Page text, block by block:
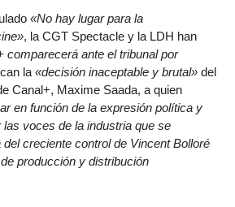
«No hay lugar para la
, la CGT Spectacle y la LDH han
comparecerá ante el tribunal por
la «decisión inaceptable y brutal» del
Canal+, Maxime Saada, a quien
en función de la expresión política y
voces de la industria que se
creciente control de Vincent Bolloré
producción y distribución